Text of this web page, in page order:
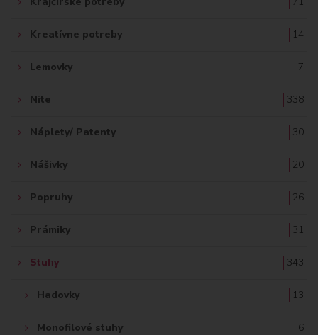
Kreatívne potreby 14
Lemovky 7
Nite 338
Náplety/ Patenty 30
Nášivky 20
Popruhy 26
Prámiky 31
Stuhy 343
Hadovky 13
Monofilové stuhy 6